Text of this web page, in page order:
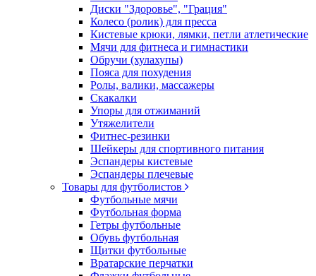
Диски "Здоровье", "Грация"
Колесо (ролик) для пресса
Кистевые крюки, лямки, петли атлетические
Мячи для фитнеса и гимнастики
Обручи (хулахупы)
Пояса для похудения
Ролы, валики, массажеры
Скакалки
Упоры для отжиманий
Утяжелители
Фитнес-резинки
Шейкеры для спортивного питания
Эспандеры кистевые
Эспандеры плечевые
Товары для футболистов
Футбольные мячи
Футбольная форма
Гетры футбольные
Обувь футбольная
Щитки футбольные
Вратарские перчатки